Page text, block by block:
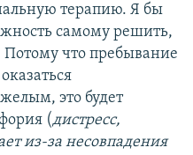
терапию. Я бы
самому решить,
что пребывание
это будет
(дистресс,
из-за несовпадения